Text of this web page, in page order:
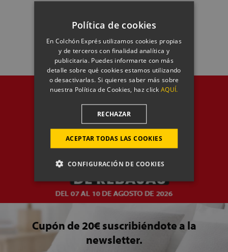
Cupón de 20€ suscribiéndote a la
newsletter.
Política de cookies
En Colchón Exprés utilizamos cookies propias
y de terceros con finalidad analítica y
publicitaria. Puedes informarte con más
detalle sobre qué cookies estamos utilizando
o desactivarlas. Si quieres saber más sobre
nuestra Política de Cookies, haz clickAQUÍ.
ACEPTAR TODAS LAS COOKIES
RECHAZAR
CONFIGURACIÓN DE COOKIES